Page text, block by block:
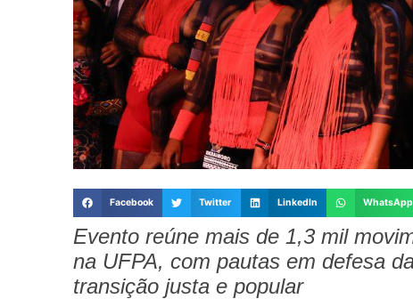
Facebook Twitter LinkedIn WhatsApp
Evento reúne mais de 1,3 mil
na UFPA, com pautas em defesa
transição justa e popular